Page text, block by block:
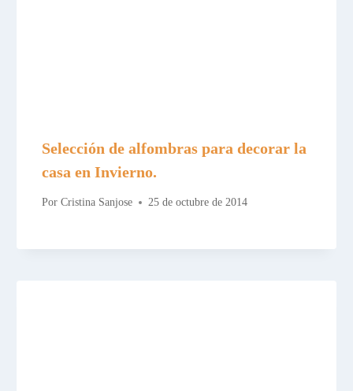
Selección de alfombras para decorar la
casa en Invierno.
Por Cristina Sanjose 25 de octubre de 2014